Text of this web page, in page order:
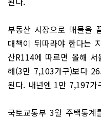
부동산 시장으로 매물을
대책이 뒤따라야 한다는
산R114에 따르면 올해
해(3만 7,103가구)보다
된다. 내년엔 1만 7,197가
국토교통부 3월 주택통